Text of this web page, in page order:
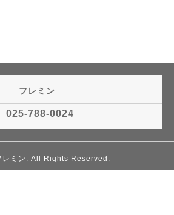
フレミン
025-788-0024
レミン . All Rights Reserved.